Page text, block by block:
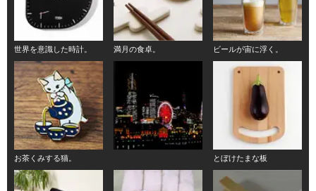
世界を意識した時計。 満月の食卓。 ビールが宙に浮く。
お茶くみする猫。 とぼけたまな板